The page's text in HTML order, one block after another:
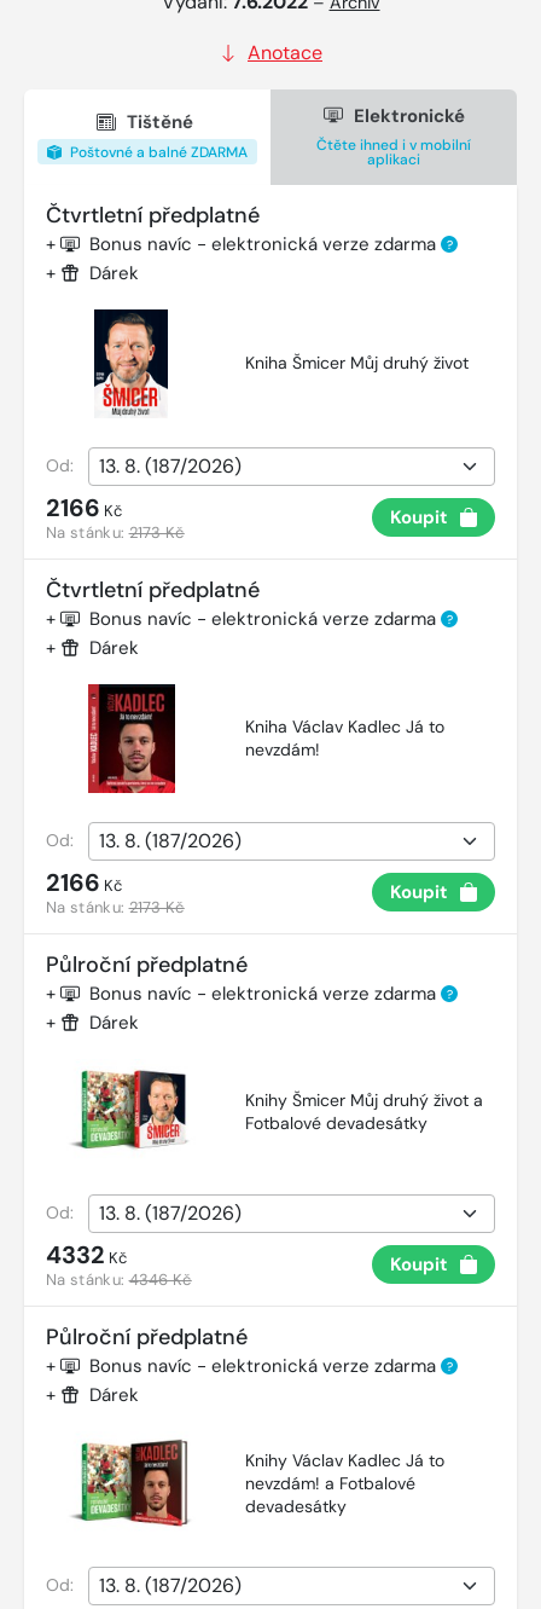
Anotace
Tištěné
Poštovné a balné ZDARMA
Elektronické
Čtěte ihned i v mobilní
aplikaci
Čtvrtletní předplatné
+ Bonus navíc - elektronická verze zdarma ?
+ Dárek
Kniha Šmicer Můj druhý život
Od:
2166 Kč
Na stánku:2173 Kč
Koupit
Čtvrtletní předplatné
+ Bonus navíc - elektronická verze zdarma ?
+ Dárek
Kniha Václav Kadlec Já to
nevzdám!
Od:
2166 Kč
Na stánku:2173 Kč
Koupit
Půlroční předplatné
+ Bonus navíc - elektronická verze zdarma ?
+ Dárek
Knihy Šmicer Můj druhý život a
Fotbalové devadesátky
Od:
4332 Kč
Na stánku:4346 Kč
Koupit
Půlroční předplatné
+ Bonus navíc - elektronická verze zdarma ?
+ Dárek
Knihy Václav Kadlec Já to
nevzdám! a Fotbalové
devadesátky
Od: